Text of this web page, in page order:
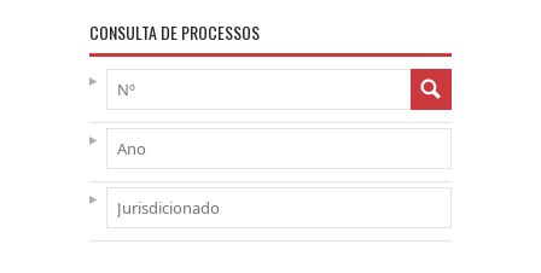
CONSULTA DE PROCESSOS